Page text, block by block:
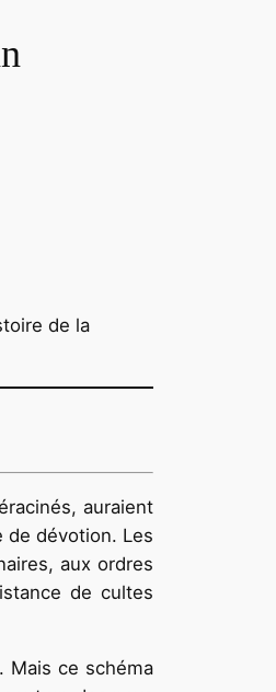
de la
auraient
de dévotion. Les
aux ordres
de cultes
Mais ce schéma